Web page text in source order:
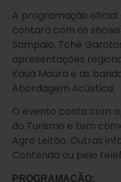
A programação oficial
contará com os
Sampaio, Tchê
apresentações
Kauã Moura e as
Abordagem Acústica.
O evento conta com
do Turismo e tem
Agro Leitão. Outras
Contenda ou pelo
PROGRAMAÇÃO: